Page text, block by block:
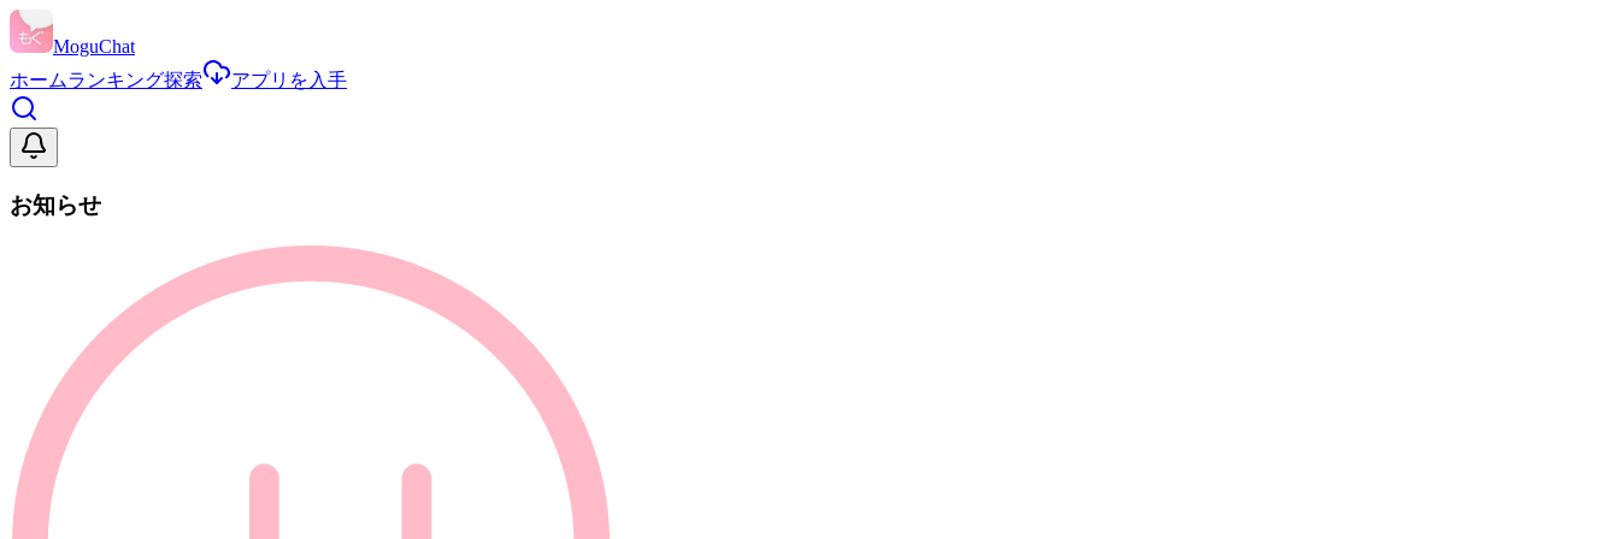
MoguChat
ホームランキング探索 アプリを入手
お知らせ